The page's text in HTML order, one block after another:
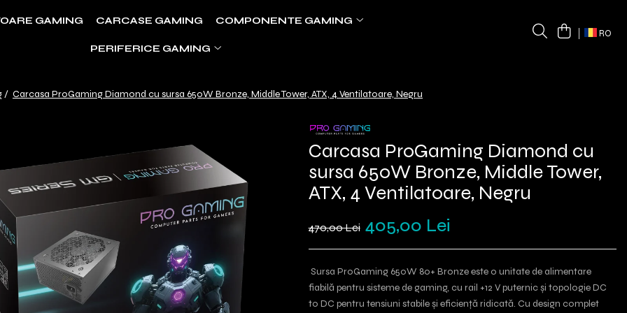
RO
GAMING CARCASE GAMING COMPONENTE GAMING
PERIFERICE GAMING
/ Carcasa ProGaming Diamond cu sursa 650W Bronze, Middle Tower, ATX, 4 Ventilatoare, Negru
Carcasa ProGaming Diamond cu
sursa 650W Bronze, Middle Tower,
ATX, 4 Ventilatoare, Negru
470,00 Lei 405,00 Lei
Sursa ProGaming 650W 80+ Bronze este o unitate de alimentare
fiabilă pentru sisteme de gaming, cu rail +12 V puternic și topologie DC
to DC pentru tensiuni stabile și eficiență ridicată. Cu design complet